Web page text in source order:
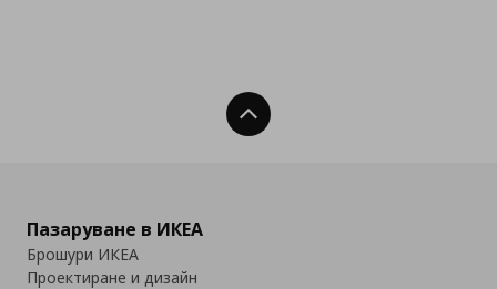
Нагоре
Пазаруване в ИКЕА
Брошури ИКЕА
Проектиране и дизайн